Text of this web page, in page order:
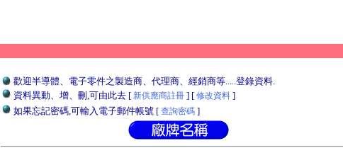
歡迎半導體、電子零件之製造商、代理商、經銷商等.....登錄資料.
資料異動、增、刪,可由此去 [ 新供應商註冊 ] [ 修改資料 ]
如果忘記密碼,可輸入電子郵件帳號 [ 查詢密碼 ]